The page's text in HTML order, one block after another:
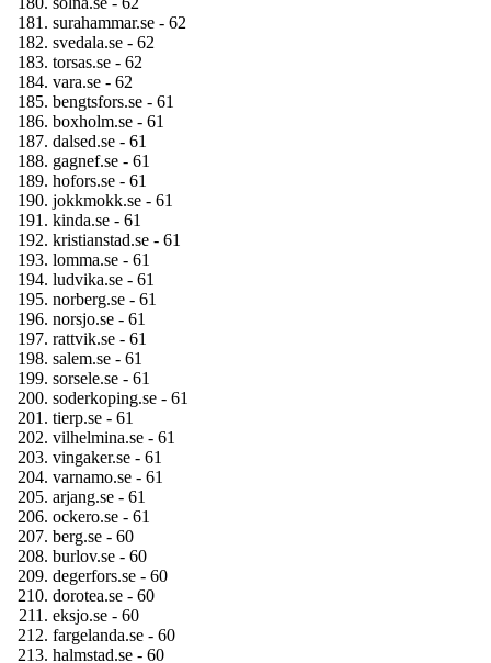
surahammar.se - 62
svedala.se - 62
torsas.se - 62
vara.se - 62
bengtsfors.se - 61
boxholm.se - 61
dalsed.se - 61
gagnef.se - 61
hofors.se - 61
jokkmokk.se - 61
kinda.se - 61
kristianstad.se - 61
lomma.se - 61
ludvika.se - 61
norberg.se - 61
norsjo.se - 61
rattvik.se - 61
salem.se - 61
sorsele.se - 61
soderkoping.se - 61
tierp.se - 61
vilhelmina.se - 61
vingaker.se - 61
varnamo.se - 61
arjang.se - 61
ockero.se - 61
berg.se - 60
burlov.se - 60
degerfors.se - 60
dorotea.se - 60
eksjo.se - 60
fargelanda.se - 60
halmstad.se - 60